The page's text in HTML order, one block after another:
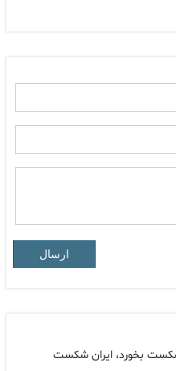
ارسال
بخورد، ایران شکست